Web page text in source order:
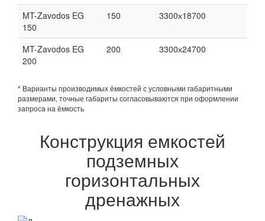
MT-Zavodos EG
150
150 3300х18700
MT-Zavodos EG
200
200 3300х24700
* Варианты производимых ёмкостей с условными габаритными
размерами, точные габариты согласовываются при оформлении
запроса на ёмкость
Конструкция емкостей
подземных
горизонтальных
дренажных